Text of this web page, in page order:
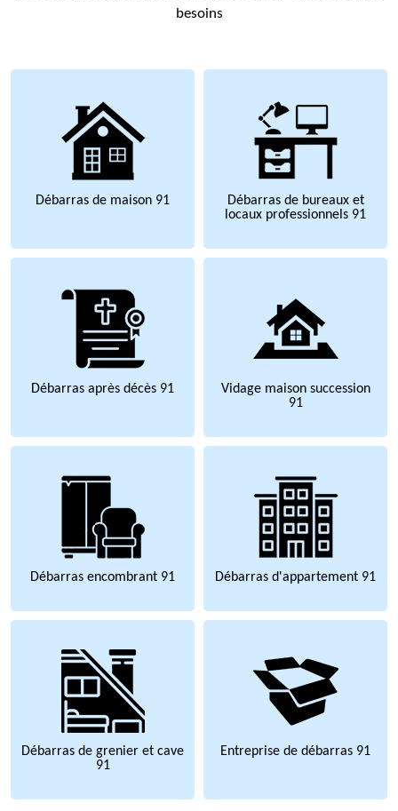
besoins
Débarras de maison 91
Débarras de bureaux et
locaux professionnels 91
Débarras après décès 91
Vidage maison succession
91
Débarras encombrant 91 Débarras d'appartement 91
Débarras de grenier et cave
91
Entreprise de débarras 91